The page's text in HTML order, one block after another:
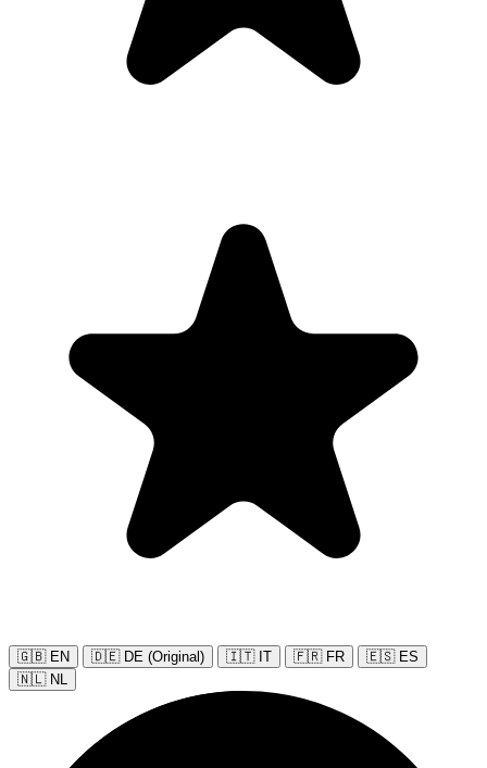
🇬🇧 EN 🇩🇪 DE (Original) 🇮🇹 IT 🇫🇷 FR
🇪🇸 ES
🇳🇱 NL